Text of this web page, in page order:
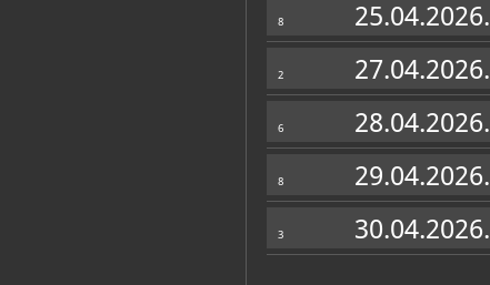
8 25.04.2026.
2 27.04.2026.
6 28.04.2026.
8 29.04.2026.
3 30.04.2026.